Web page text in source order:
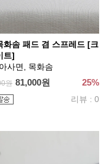
화솜 패드 겸 스프레드 [크
트]
사면, 목화솜
원 81,000원 25%
리뷰 : 0